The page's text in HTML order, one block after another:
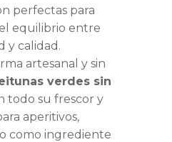
perfectas para
equilibrio entre
y calidad.
artesanal y sin
verdes sin
todo su frescor y
aperitivos,
como ingrediente